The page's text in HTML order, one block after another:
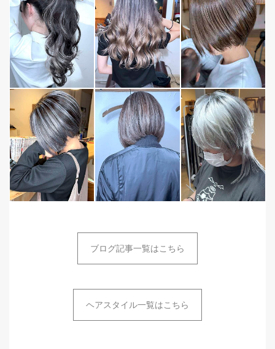
ブログ記事一覧はこちら
ヘアスタイル一覧はこちら